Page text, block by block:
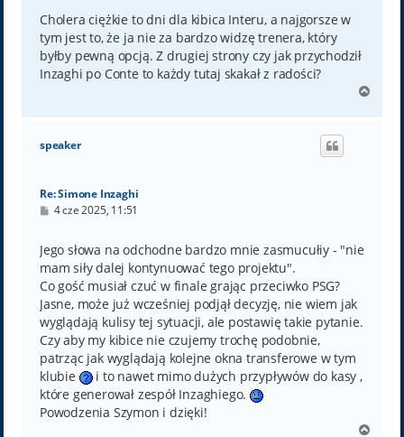
Cholera ciężkie to dni dla kibica Interu, a najgorsze w
tym jest to, że ja nie za bardzo widzę trenera, który
byłby pewną opcją. Z drugiej strony czy jak przychodził
Inzaghi po Conte to każdy tutaj skakał z radości?
g
speaker
Re: Simone Inzaghi
P
t
4 cze 2025, 11:51
Jego słowa na odchodne bardzo mnie zasmucułiy - "nie
mam siły dalej kontynuować tego projektu".
Co gość musiał czuć w finale grając przeciwko PSG?
Jasne, może już wcześniej podjął decyzję, nie wiem jak
wyglądają kulisy tej sytuacji, ale postawię takie pytanie.
Czy aby my kibice nie czujemy trochę podobnie,
patrząc jak wyglądają kolejne okna transferowe w tym
klubie
i to nawet mimo dużych przypływów do kasy ,
które generował zespół Inzaghiego.
Powodzenia Szymon i dzięki!